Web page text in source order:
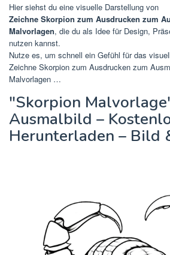
Hier siehst du eine visuelle Darstellung von
Zeichne Skorpion zum Ausdrucken zum
Malvorlagen, die du als Idee für Design,
nutzen kannst.
Nutze es, um schnell ein Gefühl für das
Zeichne Skorpion zum Ausdrucken zum
Malvorlagen …
"Skorpion
Ausmalbild –
Herunterladen – Bild